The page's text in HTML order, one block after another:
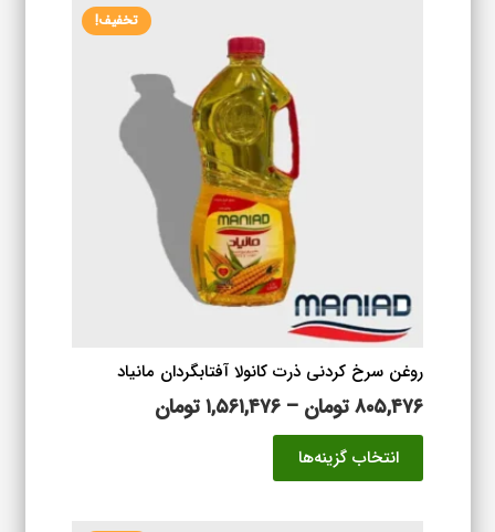
تخفیف!
روغن سرخ کردنی ذرت کانولا آفتابگردان مانیاد
۸۰۵,۴۷۶تومان – ۱,۵۶۱,۴۷۶تومان
انتخاب گزینه‌ها